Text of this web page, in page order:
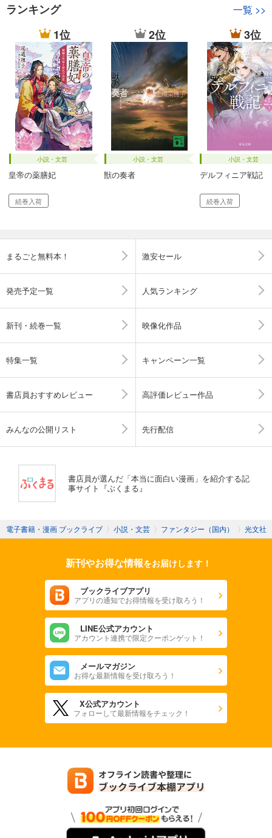
ランキング 一覧 >>
1位
小説・文芸
皇帝の薬膳妃
続巻入荷
2位
小説・文芸
獣の奏者
3位
小説・文芸
デルフィニア戦記
続巻入荷
まるごと無料本！ 激安セール
発売予定一覧 人気ランキング
新刊・続巻一覧 映像化作品
特集一覧 キャンペーン一覧
書店員おすすめレビュー 高評価レビュー作品
みんなの公開リスト 先行配信
書店員が選んだ「本当に面白い漫画」を紹介する記
事サイト『ぶくまる』
電子書籍・漫画 ブックライブ 〉 小説・文芸 〉 ファンタジー（国内） 〉 光文社
新刊やお得な情報をお届けします！
ブックライブアプリ
アプリの通知でお得情報を受け取ろう！
LINE公式アカウント
アカウント連携で限定クーポンゲット！
メールマガジン
お得な最新情報を受け取ろう！
X公式アカウント
フォローして最新情報をチェック！